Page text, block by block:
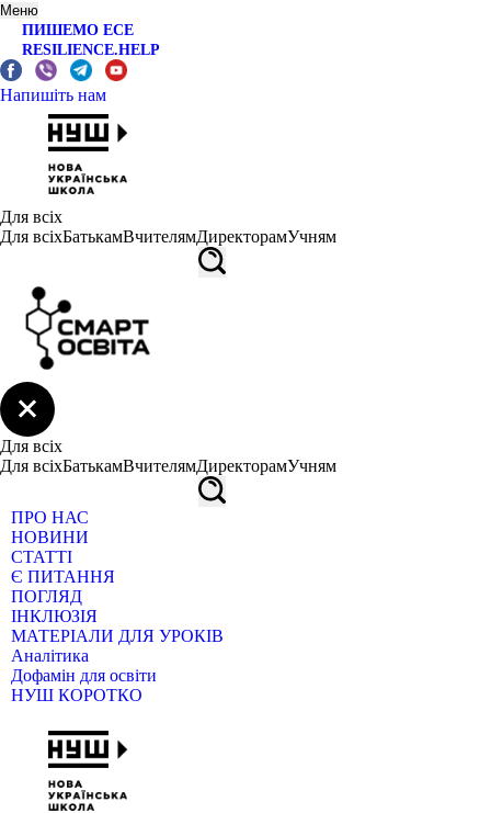
Меню
ПИШЕМО ЕСЕ
RESILIENCE.HELP
Напишіть нам
Для всіх
Для всіхБатькамВчителямДиректорамУчням
Для всіх
Для всіхБатькамВчителямДиректорамУчням
ПРО НАС
НОВИНИ
СТАТТІ
Є ПИТАННЯ
ПОГЛЯД
ІНКЛЮЗІЯ
МАТЕРІАЛИ ДЛЯ УРОКІВ
Аналітика
Дофамін для освіти
НУШ КОРОТКО